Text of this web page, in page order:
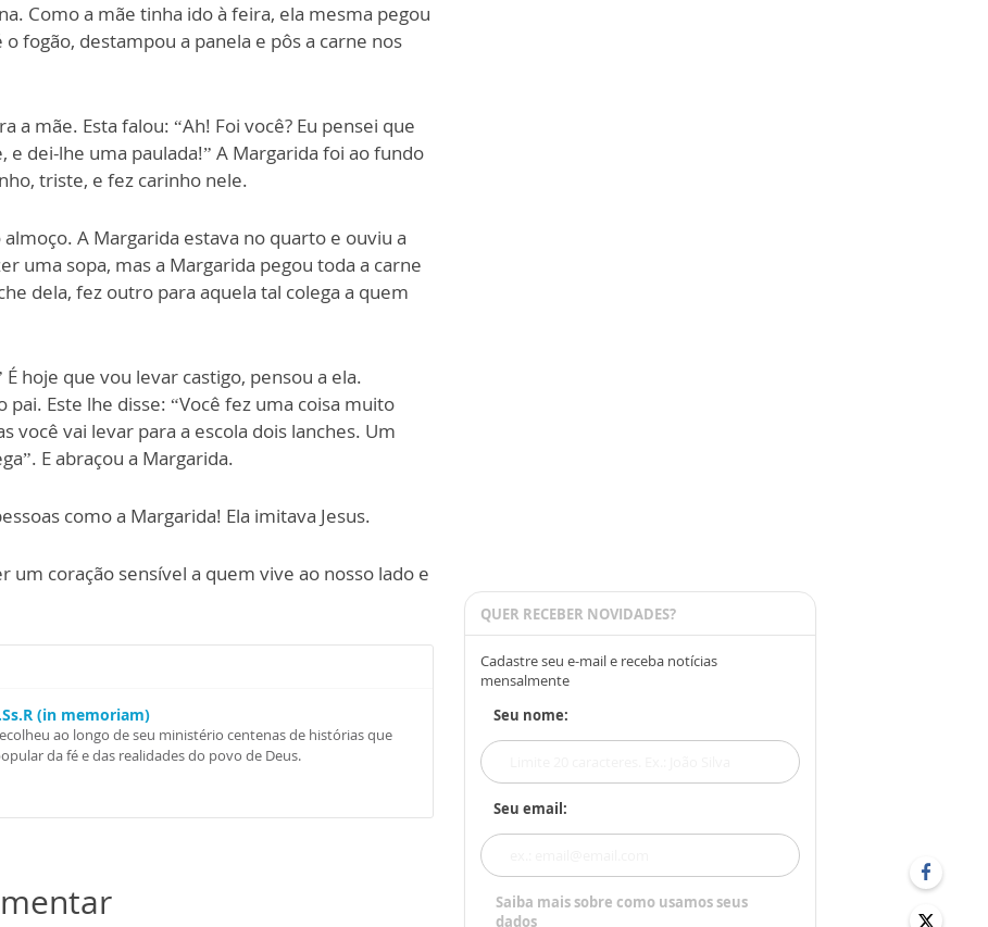
Como a mãe tinha ido à feira, ela mesma pegou
fogão, destampou a panela e pôs a carne nos
a mãe. Esta falou: “Ah! Foi você? Eu pensei que
e dei-lhe uma paulada!” A Margarida foi ao fundo
triste, e fez carinho nele.
A Margarida estava no quarto e ouviu a
uma sopa, mas a Margarida pegou toda a carne
dela, fez outro para aquela tal colega a quem
hoje que vou levar castigo, pensou a ela.
Este lhe disse: “Você fez uma coisa muito
você vai levar para a escola dois lanches. Um
E abraçou a Margarida.
como a Margarida! Ela imitava Jesus.
um coração sensível a quem vive ao nosso lado e
(in memoriam)
ao longo de seu ministério centenas de histórias que
da fé e das realidades do povo de Deus.
QUER RECEBER NOVIDADES?
Cadastre seu e-mail e receba notícias
mensalmente
Seu nome:
Seu email:
Saiba mais sobre como usamos seus
dados